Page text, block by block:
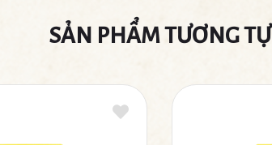
SẢN PHẨM TƯƠNG TỰ